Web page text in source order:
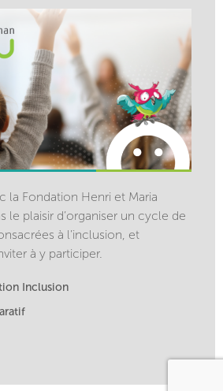
la Fondation Henri et Maria
le plaisir d’organiser un cycle de
à l’inclusion, et
à y participer.
Inclusion